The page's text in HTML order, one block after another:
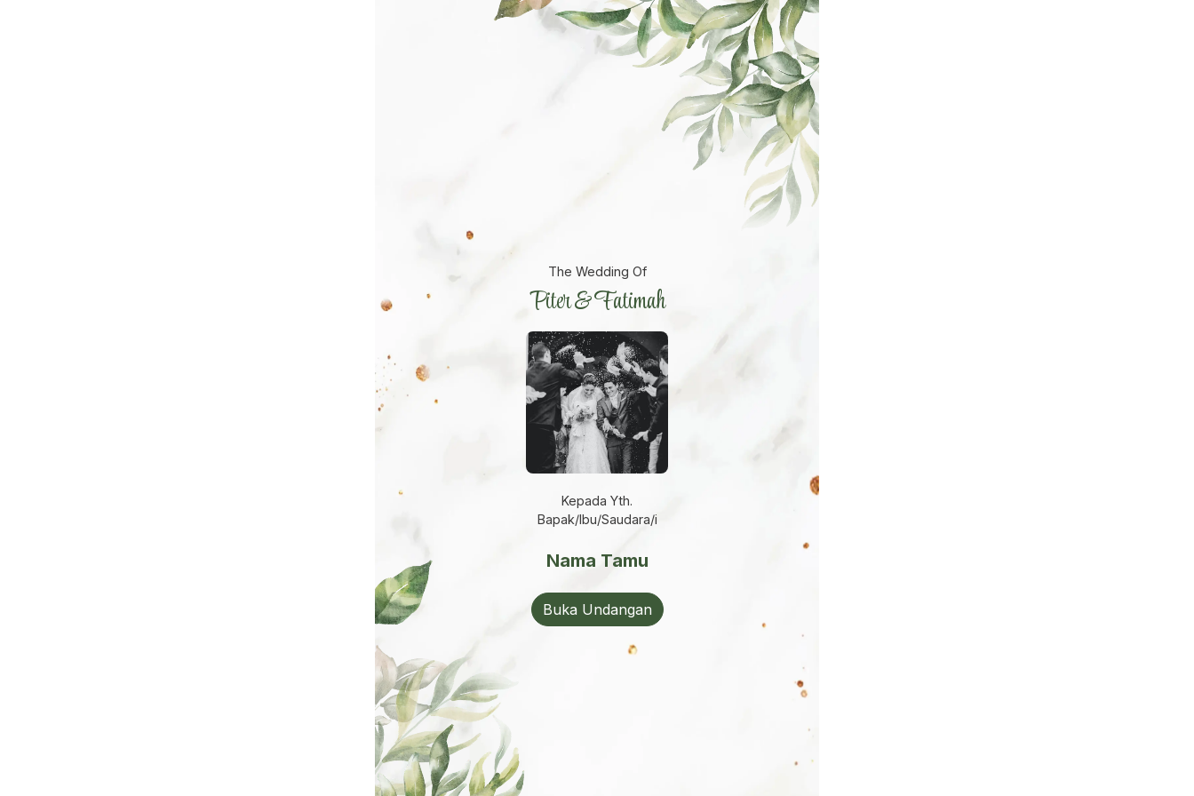
The Wedding Of
Piter & Fatimah
Kepada Yth.
Bapak/Ibu/Saudara/i
Nama Tamu
Buka Undangan